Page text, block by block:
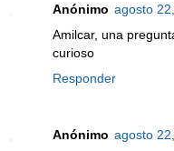
Anónimo agosto
Amilcar, una
curioso
Responder
Anónimo agosto